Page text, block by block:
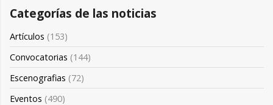
Categorías de las noticias
Artículos (153)
Convocatorias (144)
Escenografias (72)
Eventos (490)